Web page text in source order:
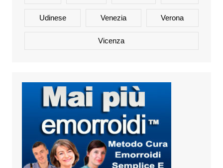
Udinese Venezia Verona
Vicenza